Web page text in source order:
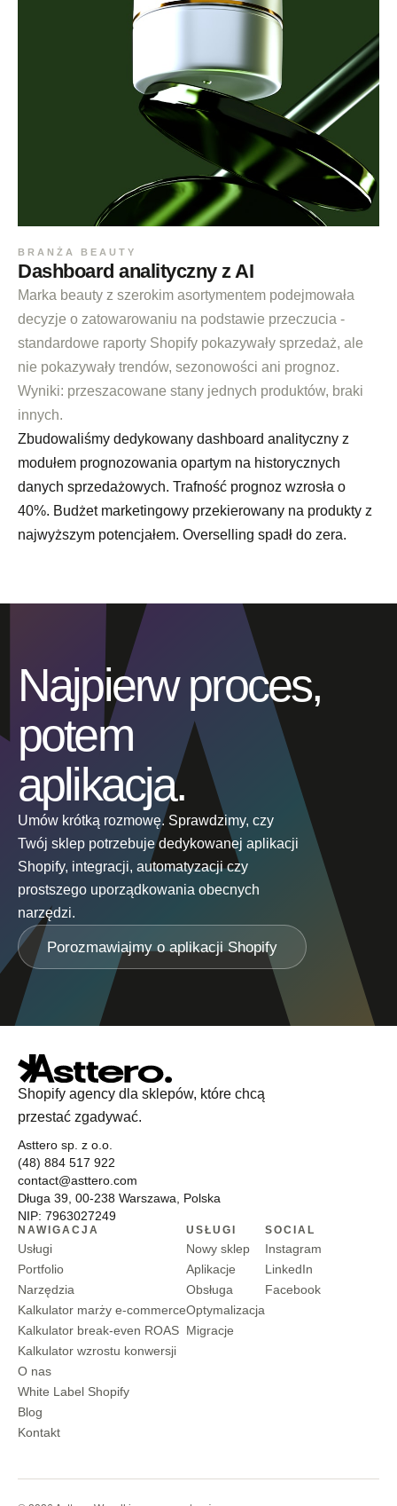
BRANŻA BEAUTY
Dashboard analityczny z AI
Marka beauty z szerokim asortymentem podejmowała
decyzje o zatowarowaniu na podstawie przeczucia -
standardowe raporty Shopify pokazywały sprzedaż, ale
nie pokazywały trendów, sezonowości ani prognoz.
Wyniki: przeszacowane stany jednych produktów, braki
innych.
Zbudowaliśmy dedykowany dashboard analityczny z
modułem prognozowania opartym na historycznych
danych sprzedażowych. Trafność prognoz wzrosła o
40%. Budżet marketingowy przekierowany na produkty z
najwyższym potencjałem. Overselling spadł do zera.
Najpierw proces,
potem
aplikacja.
Umów krótką rozmowę. Sprawdzimy, czy
Twój sklep potrzebuje dedykowanej aplikacji
Shopify, integracji, automatyzacji czy
prostszego uporządkowania obecnych
narzędzi.
Porozmawiajmy o aplikacji Shopify
Shopify agency dla sklepów, które chcą
przestać zgadywać.
Asttero sp. z o.o.
(48) 884 517 922
contact@asttero.com
Długa 39, 00-238 Warszawa, Polska
NIP: 7963027249
NAWIGACJA
Usługi
Portfolio
Narzędzia
Kalkulator marży e-commerce
Kalkulator break-even ROAS
Kalkulator wzrostu konwersji
O nas
White Label Shopify
Blog
Kontakt
USŁUGI
Nowy sklep
Aplikacje
Obsługa
Optymalizacja
Migracje
SOCIAL
Instagram
LinkedIn
Facebook